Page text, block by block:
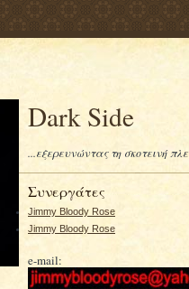
Dark Side
...εξερευνώντας τη σκοτεινή
Συνεργάτες
Jimmy Bloody Rose
Jimmy Bloody Rose
e-mail: